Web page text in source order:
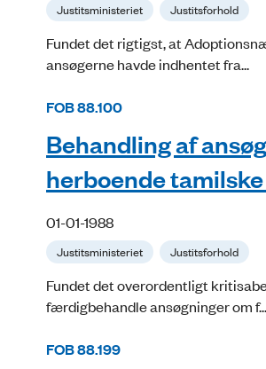
Justitsministeriet Justitsforhold
Fundet det rigtigst, at
ansøgerne havde indhentet fra...
FOB 88.100
Behandling af
herboende
01-01-1988
Justitsministeriet Justitsforhold
Fundet det overordentligt
færdigbehandle ansøgninger om f...
FOB 88.199